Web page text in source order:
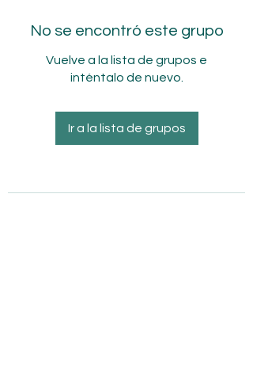
No se encontró este grupo
Vuelve a la lista de grupos e
inténtalo de nuevo.
Ir a la lista de grupos